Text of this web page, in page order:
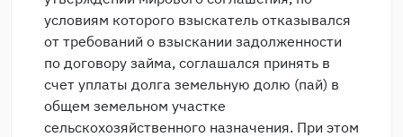
условиям которого взыскатель отказывался
от требований о взыскании задолженности
по договору займа, соглашался принять в
счет уплаты долга земельную долю (пай) в
общем земельном участке
сельскохозяйственного назначения. При этом